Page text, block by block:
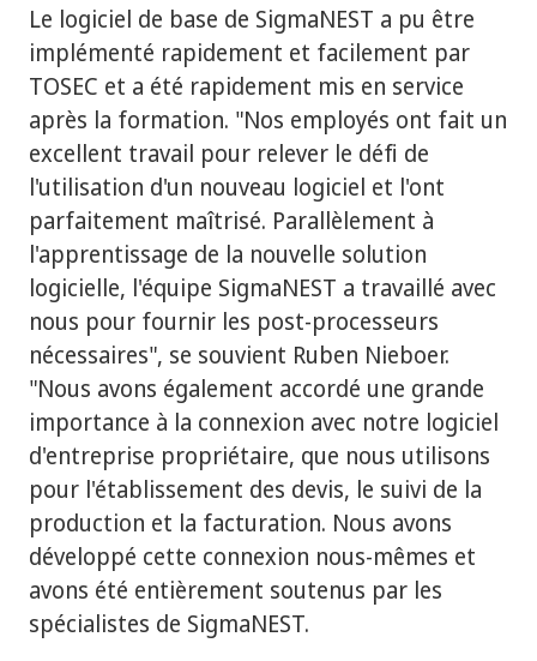
Le logiciel de base de SigmaNEST a pu être
implémenté rapidement et facilement par
TOSEC et a été rapidement mis en service
après la formation. "Nos employés ont fait un
excellent travail pour relever le défi de
l'utilisation d'un nouveau logiciel et l'ont
parfaitement maîtrisé. Parallèlement à
l'apprentissage de la nouvelle solution
logicielle, l'équipe SigmaNEST a travaillé avec
nous pour fournir les post-processeurs
nécessaires", se souvient Ruben Nieboer.
"Nous avons également accordé une grande
importance à la connexion avec notre logiciel
d'entreprise propriétaire, que nous utilisons
pour l'établissement des devis, le suivi de la
production et la facturation. Nous avons
développé cette connexion nous-mêmes et
avons été entièrement soutenus par les
spécialistes de SigmaNEST.